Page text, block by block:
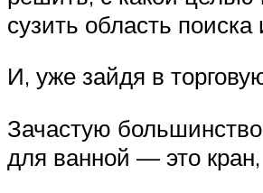
сузить область
И, уже зайдя в
Зачастую
для ванной — это